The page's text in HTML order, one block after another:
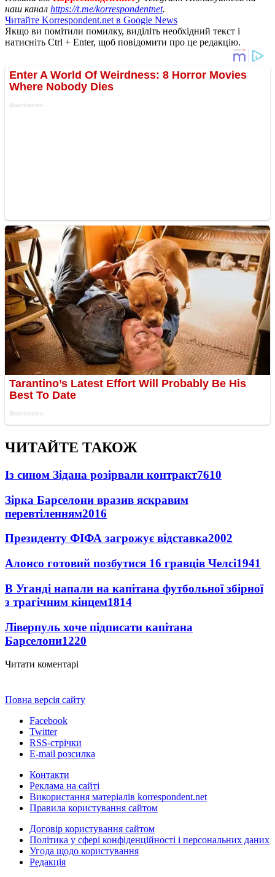
наш канал https://t.me/korrespondentnet.
Читайте Korrespondent.net в Google News
Якщо ви помітили помилку, виділіть необхідний текст і
натисніть Ctrl + Enter, щоб повідомити про це редакцію.
ЧИТАЙТЕ ТАКОЖ
Із сином Зідана розірвали контракт7610
Зірка Барселони вразив яскравим
перевтіленням2016
Президенту ФІФА загрожує відставка2002
Алонсо готовий позбутися 16 гравців Челсі1941
В Уганді напали на капітана футбольної збірної
з трагічним кінцем1814
Ліверпуль хоче підписати капітана
Барселони1220
Читати коментарі
Повна версія сайту
Facebook
Twitter
RSS-стрічки
E-mail розсилка
Контакти
Реклама на сайті
Використання матеріалів korrespondent.net
Правила користування сайтом
Договір користування сайтом
Політика у сфері конфіденційності і персональних даних
Угода щодо користування
Редакція